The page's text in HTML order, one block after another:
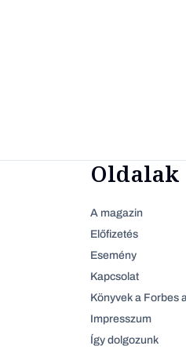
Oldalak
A magazin
Előfizetés
Esemény
Kapcsolat
Könyvek a Forbes
Impresszum
Így dolgozunk